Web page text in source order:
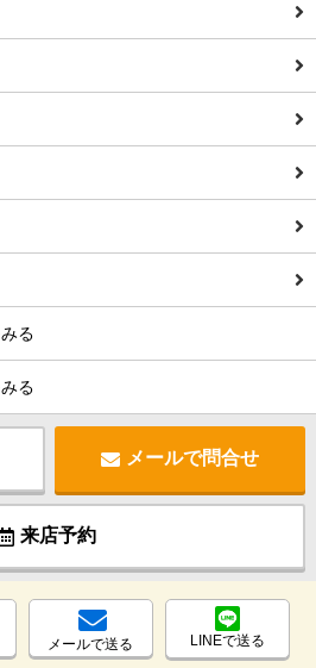
る
る
メールで問合せ
来店予約
メールで送る LINEで送る